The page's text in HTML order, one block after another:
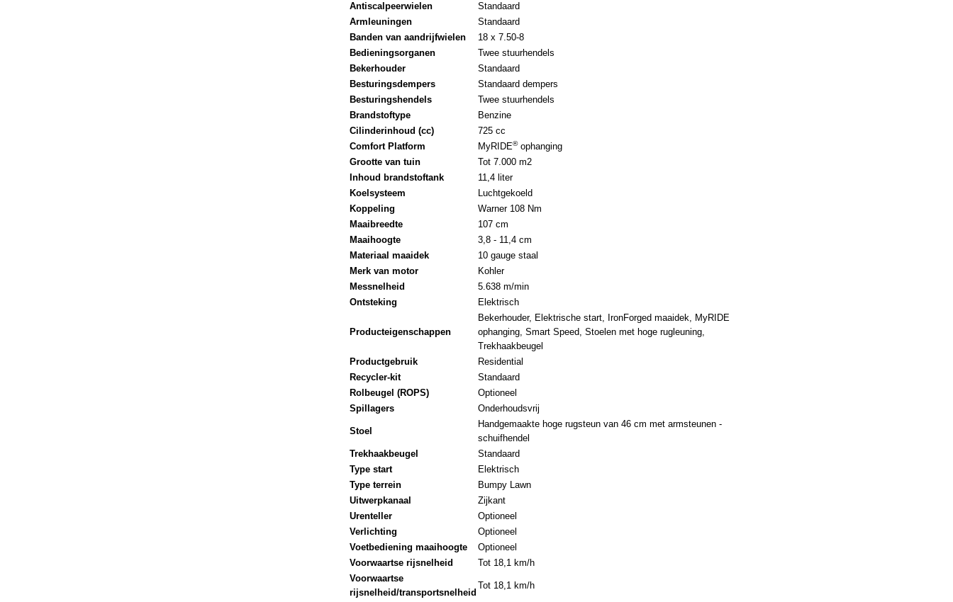
Antiscalpeerwielen
Standaard
Armleuningen
Standaard
Banden van aandrijfwielen
18 x 7.50-8
Bedieningsorganen
Twee stuurhendels
Bekerhouder
Standaard
Besturingsdempers
Standaard dempers
Besturingshendels
Twee stuurhendels
Brandstoftype
Benzine
Cilinderinhoud (cc)
725 cc
Comfort Platform
MyRIDE®ophanging
Grootte van tuin
Tot 7.000 m2
Inhoud brandstoftank
11,4 liter
Koelsysteem
Luchtgekoeld
Koppeling
Warner 108 Nm
Maaibreedte
107 cm
Maaihoogte
3,8 - 11,4 cm
Materiaal maaidek
10 gauge staal
Merk van motor
Kohler
Messnelheid
5.638 m/min
Ontsteking
Elektrisch
Producteigenschappen
Bekerhouder, Elektrische start, IronForged maaidek, MyRIDE
ophanging, Smart Speed, Stoelen met hoge rugleuning,
Trekhaakbeugel
Productgebruik
Residential
Recycler-kit
Standaard
Rolbeugel (ROPS)
Optioneel
Spillagers
Onderhoudsvrij
Stoel
Handgemaakte hoge rugsteun van 46 cm met armsteunen -
schuifhendel
Trekhaakbeugel
Standaard
Type start
Elektrisch
Type terrein
Bumpy Lawn
Uitwerpkanaal
Zijkant
Urenteller
Optioneel
Verlichting
Optioneel
Voetbediening maaihoogte
Optioneel
Voorwaartse rijsnelheid
Tot 18,1 km/h
Voorwaartse
rijsnelheid/transportsnelheid
Tot 18,1 km/h